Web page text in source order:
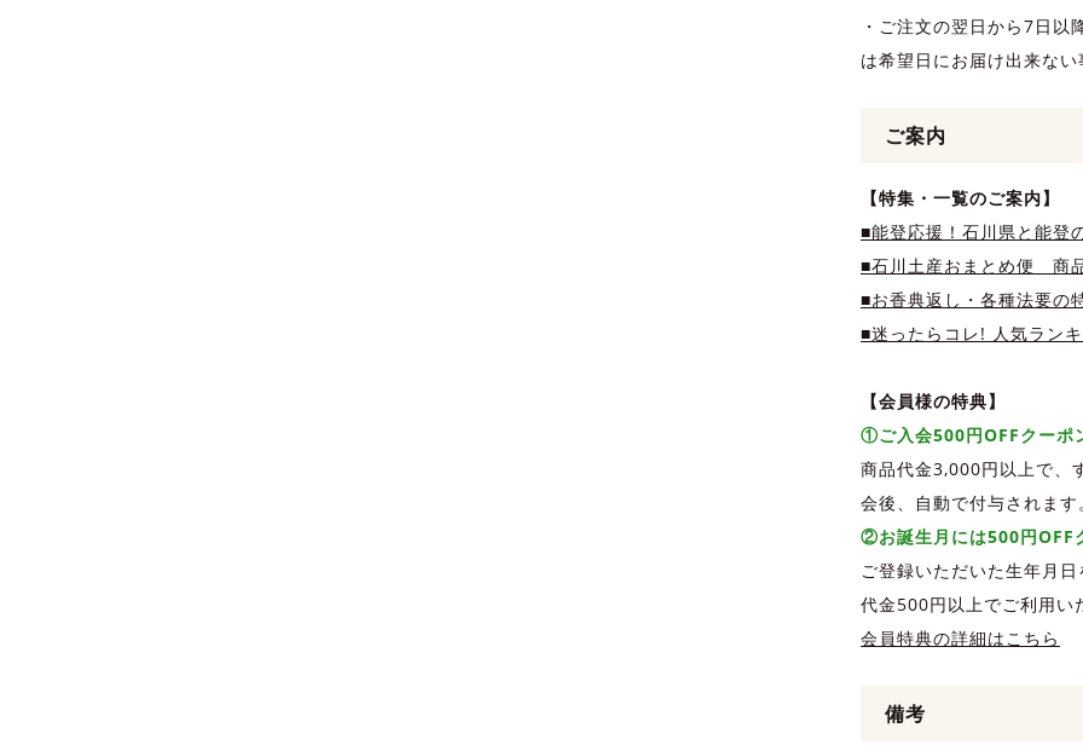
・ご注文の翌日から7日
は希望日にお届け出来ない
ご案内
【特集・一覧のご案内】
■能登応援！石川県と能
■石川土産おまとめ便 商
■お香典返し・各種法要
■迷ったらコレ! 人気ラン
【会員様の特典】
①ご入会500円OFFクーポ
商品代金3,000円以上で、
会後、自動で付与されます
②お誕生月には500円OFF
ご登録いただいた生年月
代金500円以上でご利用い
会員特典の詳細はこちら
備考